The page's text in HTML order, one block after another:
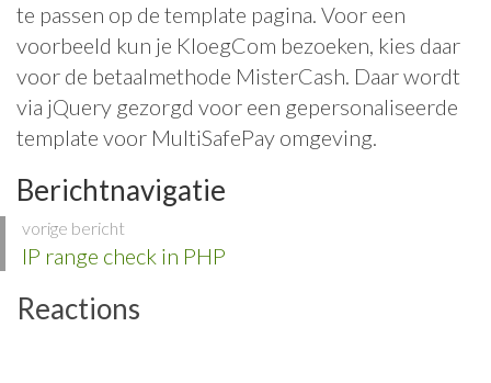
te passen op de template pagina. Voor een
voorbeeld kun je KloegCom bezoeken, kies daar
voor de betaalmethode MisterCash. Daar wordt
via jQuery gezorgd voor een gepersonaliseerde
template voor MultiSafePay omgeving.
Berichtnavigatie
vorige bericht
IP range check in PHP
Reactions